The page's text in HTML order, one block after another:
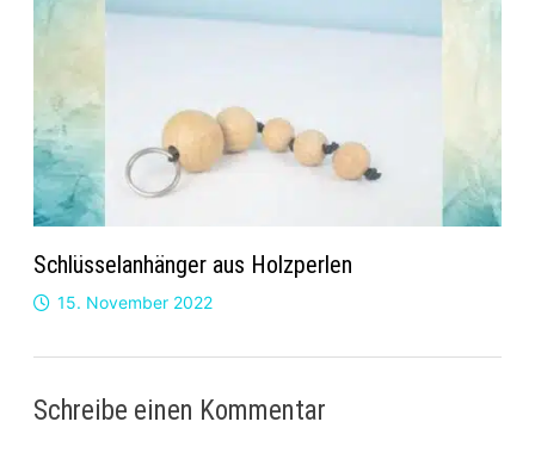
Schlüsselanhänger aus Holzperlen
15. November 2022
Schreibe einen Kommentar